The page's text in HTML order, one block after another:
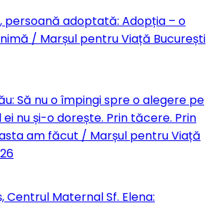
persoană adoptată: Adopția – o
/ Marșul pentru Viață București
Să nu o împingi spre o alegere pe
nu și-o dorește. Prin tăcere. Prin
am făcut / Marșul pentru Viață
Centrul Maternal Sf. Elena: